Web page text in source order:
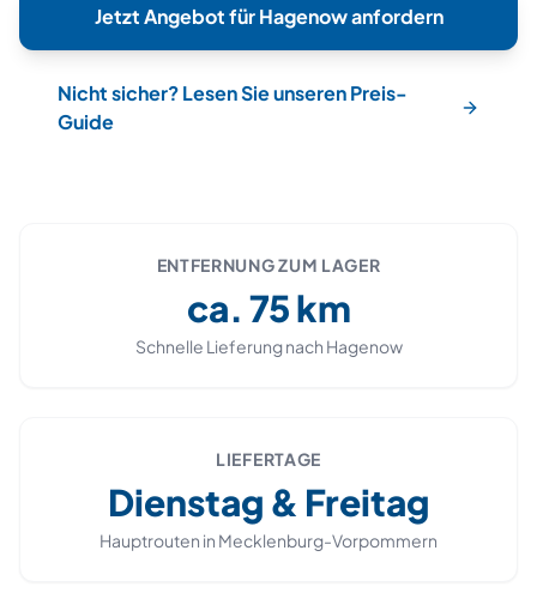
Jetzt Angebot fürHagenowanfordern
Nicht sicher? Lesen Sie unseren Preis-
Guide
ENTFERNUNG ZUM LAGER
ca. 75km
Schnelle Lieferung nach Hagenow
LIEFERTAGE
Dienstag & Freitag
Hauptrouten in Mecklenburg-Vorpommern